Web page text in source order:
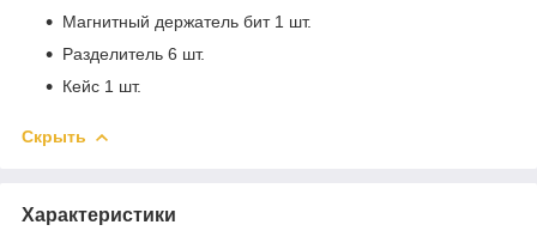
Магнитный держатель бит 1 шт.
Разделитель 6 шт.
Кейс 1 шт.
Скрыть
Характеристики